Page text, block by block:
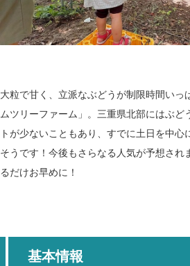
大粒で甘く、立派なぶどうが制限時間いっ
ムツリーファーム」。三重県北部にはぶど
トが少ないこともあり、すでに土日を中心
そうです！今後もさらなる人気が予想され
るだけお早めに！
基本情報